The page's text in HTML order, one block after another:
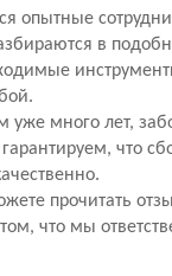
опытные
в
уже много лет,
что
прочитать
что мы